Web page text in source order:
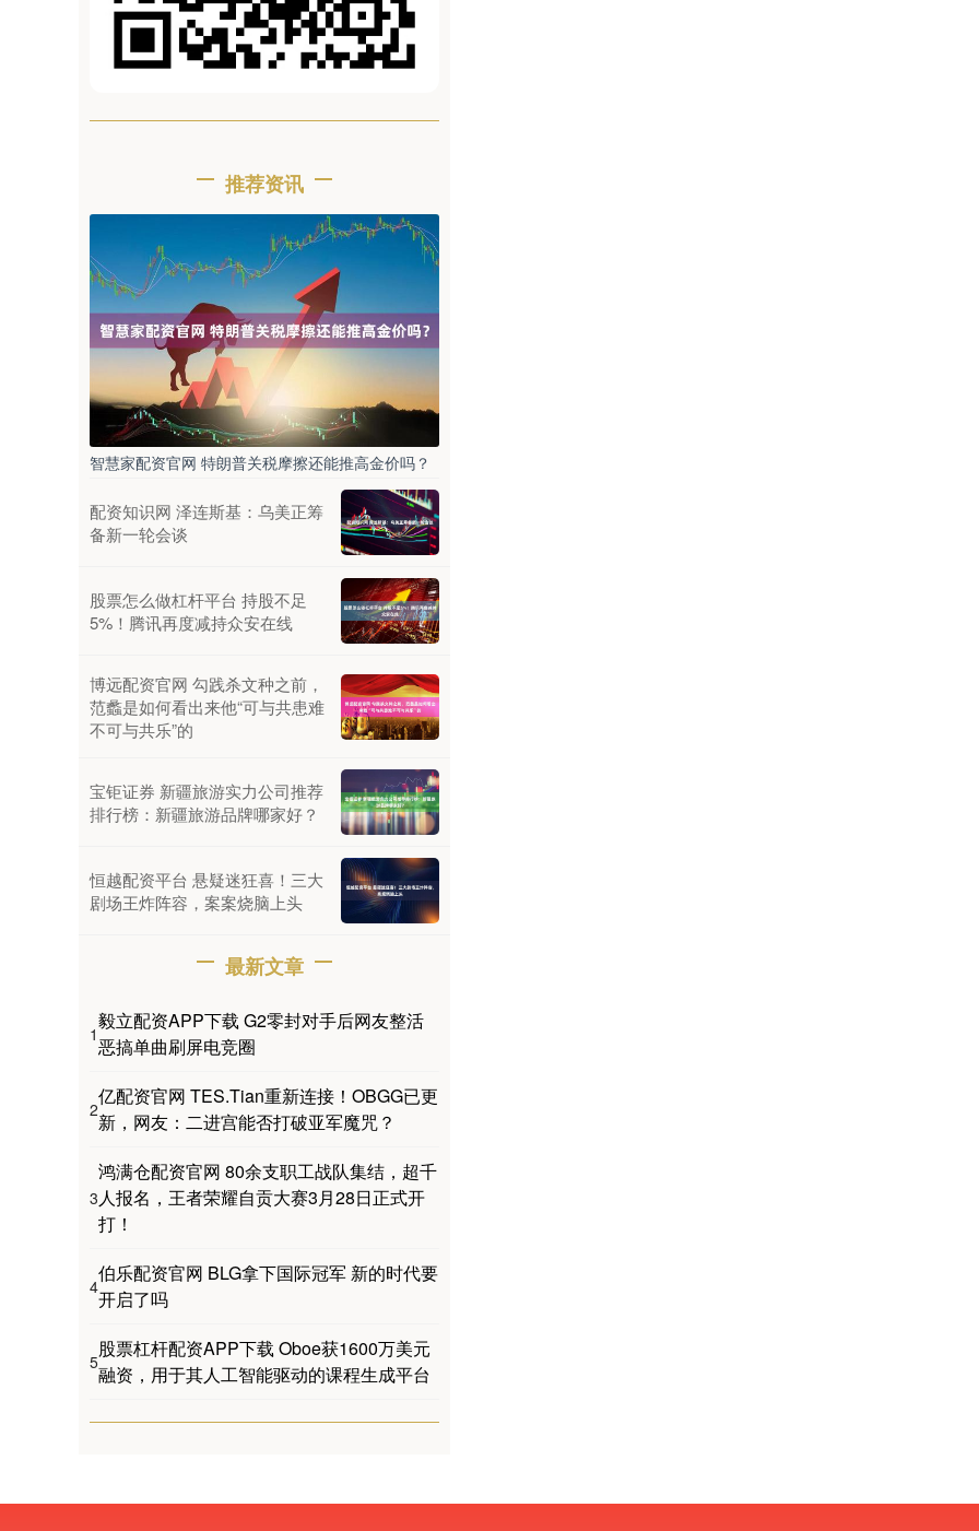
推荐资讯
智慧家配资官网 特朗普关税摩擦还能推高金价吗？
配资知识网 泽连斯基：乌美正筹
备新一轮会谈
股票怎么做杠杆平台 持股不足
5%！腾讯再度减持众安在线
博远配资官网 勾践杀文种之前，
范蠡是如何看出来他“可与共患难
不可与共乐”的
宝钜证券 新疆旅游实力公司推荐
排行榜：新疆旅游品牌哪家好？
恒越配资平台 悬疑迷狂喜！三大
剧场王炸阵容，案案烧脑上头
最新文章
1
毅立配资APP下载 G2零封对手后网友整活
恶搞单曲刷屏电竞圈
2
亿配资官网 TES.Tian重新连接！OBGG已更
新，网友：二进宫能否打破亚军魔咒？
3
鸿满仓配资官网 80余支职工战队集结，超千
人报名，王者荣耀自贡大赛3月28日正式开
打！
4
伯乐配资官网 BLG拿下国际冠军 新的时代要
开启了吗
5
股票杠杆配资APP下载 Oboe获1600万美元
融资，用于其人工智能驱动的课程生成平台